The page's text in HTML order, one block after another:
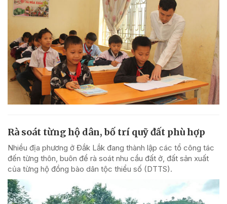
Rà soát từng hộ dân, bố trí quỹ đất phù hợp
Nhiều địa phương ở Đắk Lắk đang thành lập các tổ công tác
đến từng thôn, buôn để rà soát nhu cầu đất ở, đất sản xuất
của từng hộ đồng bào dân tộc thiểu số (DTTS).